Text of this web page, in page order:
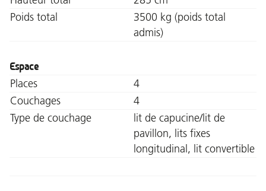
Poids total
3500 kg (poids total
admis)
Espace
Places
4
Couchages
4
Type de couchage
lit de capucine/lit de
pavillon, lits fixes
longitudinal, lit convertible